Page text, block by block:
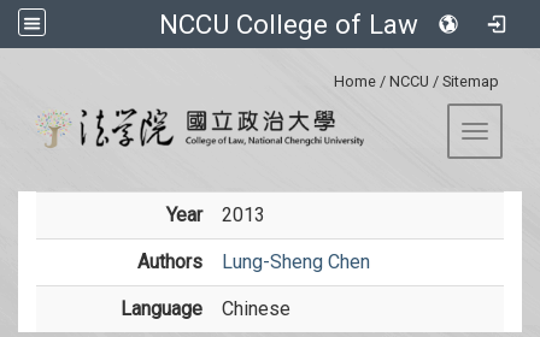
NCCU College of Law
Home / NCCU / Sitemap
Toggle
Year 2013
Authors Lung-Sheng Chen
Language Chinese